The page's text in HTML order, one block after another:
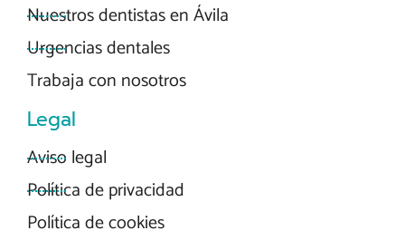
Nuestros dentistas en Ávila
Urgencias dentales
Trabaja con nosotros
Legal
Aviso legal
Política de privacidad
Política de cookies